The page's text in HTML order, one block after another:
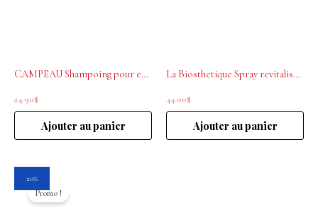
CAMPEAU Shampoing pour enfants 500ml
24.90$
Ajouter au panier
La Biosthetique Spray revitalisant Babybios 250 ml
44.00$
Ajouter au panier
20%
Promo !
prix
initialactuel